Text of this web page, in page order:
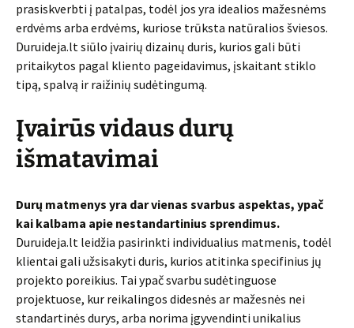
prasiskverbti į patalpas, todėl jos yra idealios mažesnėms
erdvėms arba erdvėms, kuriose trūksta natūralios šviesos.
Duruideja.lt siūlo įvairių dizainų duris, kurios gali būti
pritaikytos pagal kliento pageidavimus, įskaitant stiklo
tipą, spalvą ir raižinių sudėtingumą.
Įvairūs vidaus durų
išmatavimai
Durų matmenys yra dar vienas svarbus aspektas, ypač
kai kalbama apie nestandartinius sprendimus.
Duruideja.lt leidžia pasirinkti individualius matmenis, todėl
klientai gali užsisakyti duris, kurios atitinka specifinius jų
projekto poreikius. Tai ypač svarbu sudėtinguose
projektuose, kur reikalingos didesnės ar mažesnės nei
standartinės durys, arba norima įgyvendinti unikalius